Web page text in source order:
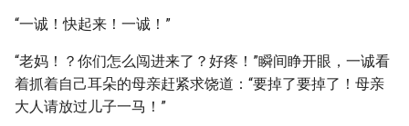
“一诚！快起来！一诚！”
“老妈！？你们怎么闯进来了？好疼！”瞬间睁开眼，一诚看
着抓着自己耳朵的母亲赶紧求饶道：“要掉了要掉了！母亲
大人请放过儿子一马！”